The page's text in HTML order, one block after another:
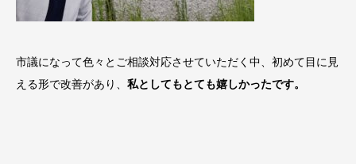
市議になって色々とご相談対応させていただく中、初めて目に見
える形で改善があり、 私としてもとても嬉しかったです。